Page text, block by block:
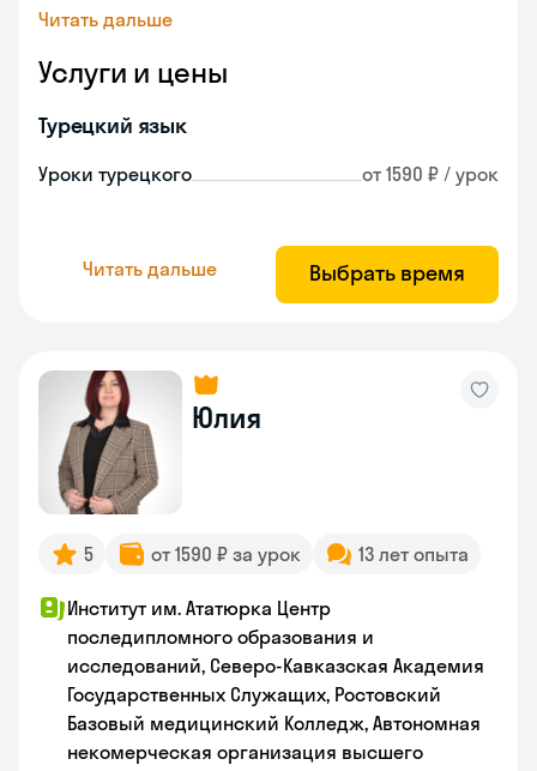
Читать дальше
Услуги и цены
Турецкий язык
Уроки турецкого от 1590 ₽ / урок
Читать дальше Выбрать время
Юлия
5 от 1590 ₽ за урок 13 лет опыта
Институт им. Ататюрка Центр
последипломного образования и
исследований, Северо-Кавказская Академия
Государственных Служащих, Ростовский
Базовый медицинский Колледж, Автономная
некомерческая организация высшего